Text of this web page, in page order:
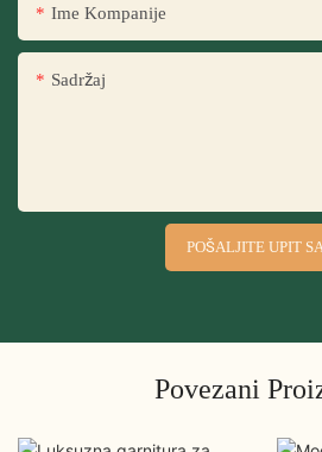
Ime Kompanije
Sadržaj
POŠALJITE UPIT
Povezani